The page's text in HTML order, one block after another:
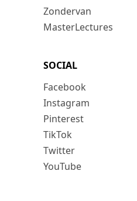
Zondervan
MasterLectures
SOCIAL
Facebook
Instagram
Pinterest
TikTok
Twitter
YouTube